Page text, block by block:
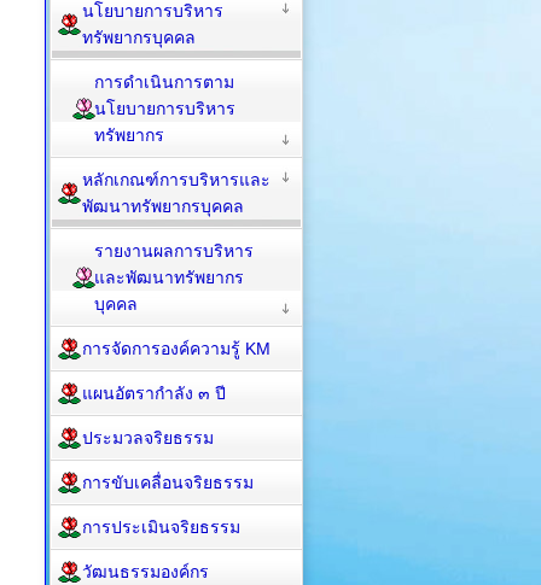
นโยบายการบริหาร
ทรัพยากรบุคคล
การดำเนินการตาม
นโยบายการบริหาร
ทรัพยากร
หลักเกณฑ์การบริหารและ
พัฒนาทรัพยากรบุคคล
รายงานผลการบริหาร
และพัฒนาทรัพยากร
บุคคล
การจัดการองค์ความรู้ KM
แผนอัตรากำลัง ๓ ปี
ประมวลจริยธรรม
การขับเคลื่อนจริยธรรม
การประเมินจริยธรรม
วัฒนธรรมองค์กร